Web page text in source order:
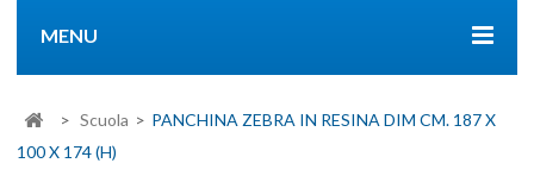
MENU
> Scuola > PANCHINA ZEBRA IN RESINA DIM CM. 187 X
100 X 174 (H)